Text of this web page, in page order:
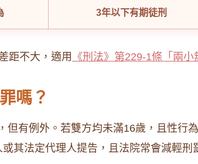
3年以下有期徒刑
距不大，適用 《刑法》第229-1條「兩小
嗎？
有例外。若雙方均未滿16歲，且性行
其法定代理人提告，且法院常會減輕刑